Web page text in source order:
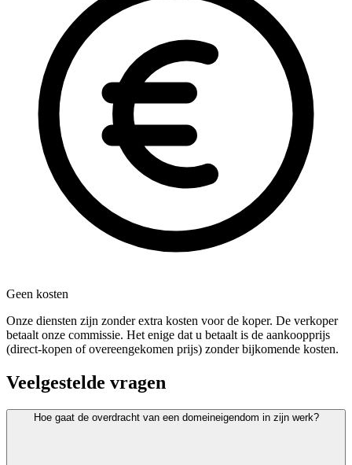
Geen kosten
Onze diensten zijn zonder extra kosten voor de koper. De verkoper
betaalt onze commissie. Het enige dat u betaalt is de aankoopprijs
(direct-kopen of overeengekomen prijs) zonder bijkomende kosten.
Veelgestelde vragen
Hoe gaat de overdracht van een domeineigendom in zijn werk?